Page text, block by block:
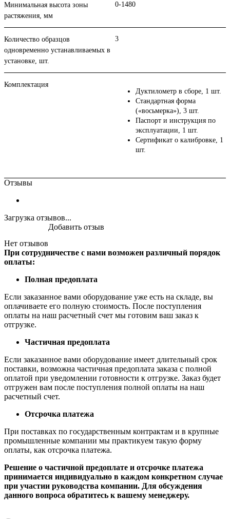
Минимальная высота зоны
растяжения, мм
0-1480
Количество образцов
одновременно устанавливаемых в
установке, шт.
3
Комплектация
Дуктилометр в сборе, 1 шт.
Стандартная форма
(«восьмерка»), 3 шт.
Паспорт и инструкция по
эксплуатации, 1 шт.
Сертификат о калибровке, 1
шт.
Отзывы
Загрузка отзывов...
Нет отзывов
Добавить отзыв
При сотрудничестве с нами возможен различный порядок
оплаты:
Полная предоплата
Если заказанное вами оборудование уже есть на складе, вы
оплачиваете его полную стоимость. После поступления
оплаты на наш расчетный счет мы готовим ваш заказ к
отгрузке.
Частичная предоплата
Если заказанное вами оборудование имеет длительный срок
поставки, возможна частичная предоплата заказа с полной
оплатой при уведомлении готовности к отгрузке. Заказ будет
отгружен вам после поступления полной оплаты на наш
расчетный счет.
Отсрочка платежа
При поставках по государственным контрактам и в крупные
промышленные компании мы практикуем такую форму
оплаты, как отсрочка платежа.
Решение о частичной предоплате и отсрочке платежа
принимается индивидуально в каждом конкретном случае
при участии руководства компании. Для обсуждения
данного вопроса обратитесь к вашему менеджеру.